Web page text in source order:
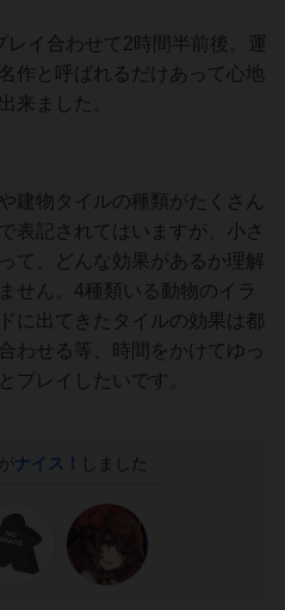
イ合わせて2時間半前後。運
作と呼ばれるだけあって心地
来ました。
建物タイルの種類がたくさん
表記されてはいますが、小さ
て、どんな効果があるか理解
せん。4種類いる動物のイラ
に出てきたタイルの効果は都
わせる等、時間をかけてゆっ
プレイしたいです。
ナイス！ しました